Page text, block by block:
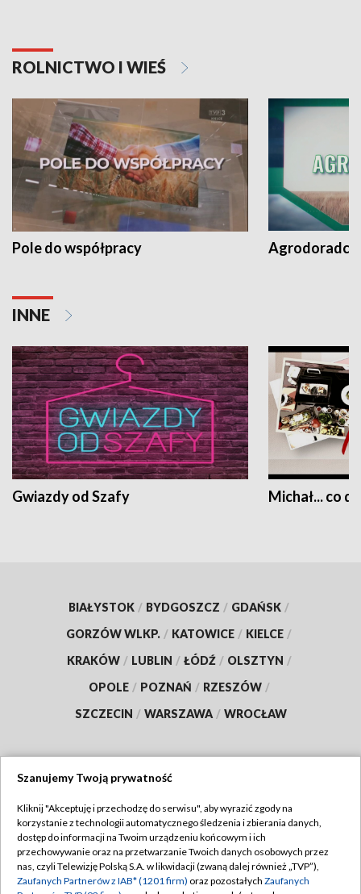
ROLNICTWO I WIEŚ
Pole do współpracy Agrodoradcy
INNE
Gwiazdy od Szafy Michał... co
BIAŁYSTOK / BYDGOSZCZ / GDAŃSK /
GORZÓW WLKP. / KATOWICE / KIELCE /
KRAKÓW / LUBLIN / ŁÓDŹ / OLSZTYN /
OPOLE / POZNAŃ / RZESZÓW /
SZCZECIN / WARSZAWA / WROCŁAW
TVP
Abonament TVP
Emisja w TVP
Regulamin TVP
Polityka prywatności
Szanujemy Twoją prywatność
Kliknij "Akceptuję i przechodzę do serwisu", aby wyrazić zgody na
korzystanie z technologii automatycznego śledzenia i zbierania danych,
dostęp do informacji na Twoim urządzeniu końcowym i ich
przechowywanie oraz na przetwarzanie Twoich danych osobowych przez
nas, czyli Telewizję Polską S.A. w likwidacji (zwaną dalej również „TVP”),
Zaufanych Partnerów z IAB* (1201 firm) oraz pozostałych Zaufanych